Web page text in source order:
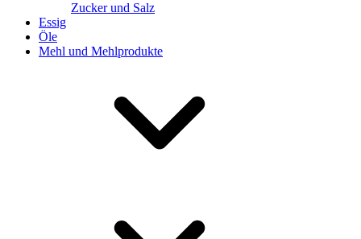
Zucker und Salz
Essig
Öle
Mehl und Mehlprodukte